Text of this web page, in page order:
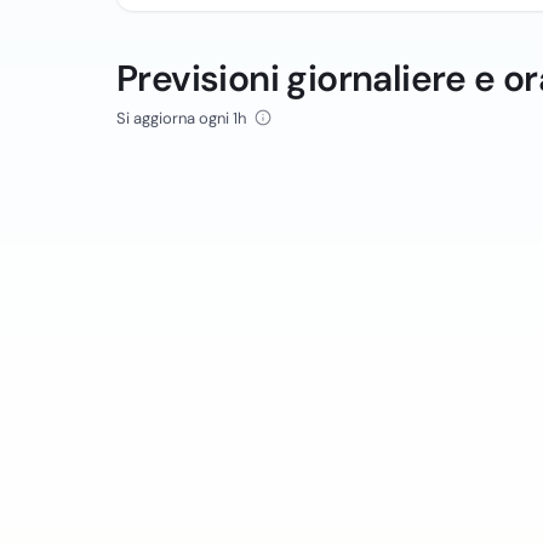
Previsioni giornaliere e
Si aggiorna ogni 1h